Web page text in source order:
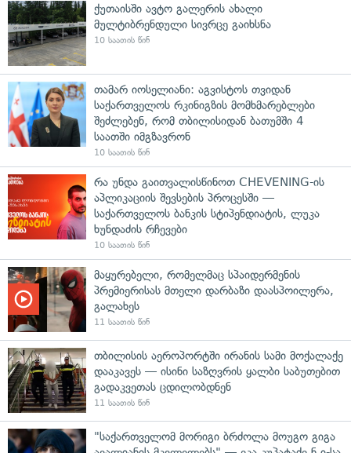
ქუთაისში ავტო გალერის ახალი
მულტიბრენდული სივრცე გაიხსნა
10 საათის წინ
თამარ იოსელიანი: აგვისტოს თვიდან
საქართველოს რკინიგზის მომხმარებლები
შეძლებენ, რომ თბილისიდან ბათუმში 4
საათში იმგზავრონ
10 საათის წინ
რა უნდა გაითვალისწინოთ CHEVENING-ის
აპლიკაციის შევსების პროცესში —
საქართველოს ბანკის სტიპენდიატის, ლუკა
ხუნდაძის რჩევები
10 საათის წინ
მაყურებელი, რომელმაც სპაიდერმენის
პრემიერისას მთელი დარბაზი დაასპოილერა,
გალახეს
11 საათის წინ
თბილისის აეროპორტში ირანის სამი მოქალაქე
დააკავეს — ისინი საზღვრის ყალბი საბუთებით
გადაკვეთას ცდილობდნენ
11 საათის წინ
"საქართველომ მორიგი ბრძოლა მოუგო გიგა